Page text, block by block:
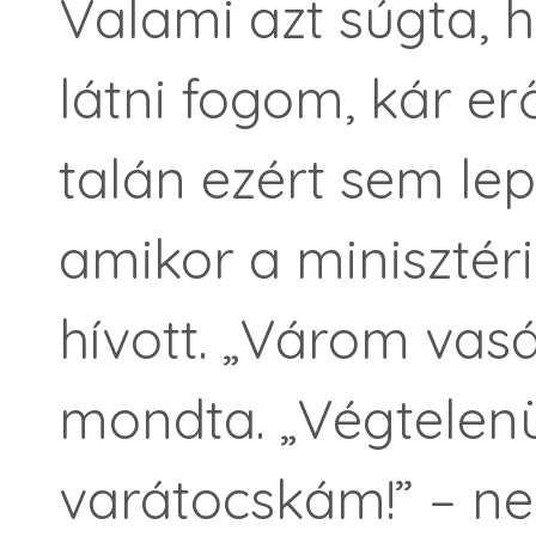
Valami azt súgta,
látni fogom, kár
talán ezért sem
amikor a
hívott. „Várom
mondta.
varátocskám!” –